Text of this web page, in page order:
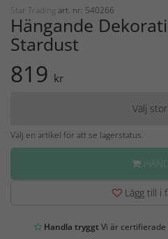
Star Trading art. nr: 540266
Hängande
Stardust
819 kr
Välj
Välj en artikel för att se lagerstatus.
Lägg till i
Handla tryggtVi är certifierade